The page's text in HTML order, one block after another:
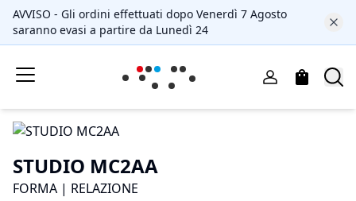
AVVISO - Gli ordini effettuati dopo Venerdì 7 Agosto
saranno evasi a partire da Lunedì 24
STUDIO MC2AA
FORMA | RELAZIONE